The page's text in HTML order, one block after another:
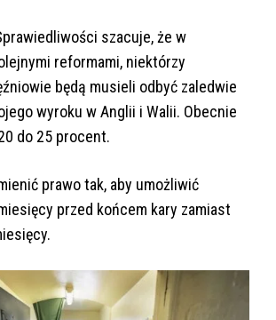
szacuje, że w
reformami, niektórzy
będą musieli odbyć zaledwie
wyroku w Anglii i Walii. Obecnie
do 25 procent.
prawo tak, aby umożliwić
przed końcem kary zamiast